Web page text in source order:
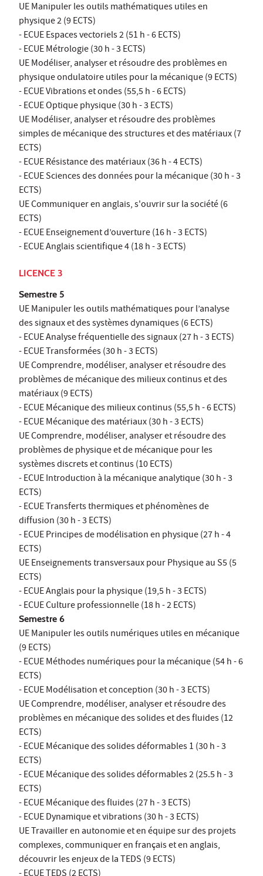
UE Manipuler les outils mathématiques utiles en
physique 2 (9 ECTS)
- ECUE Espaces vectoriels 2 (51 h - 6 ECTS)
- ECUE Métrologie (30 h - 3 ECTS)
UE Modéliser, analyser et résoudre des problèmes en
physique ondulatoire utiles pour la mécanique (9 ECTS)
- ECUE Vibrations et ondes (55,5 h - 6 ECTS)
- ECUE Optique physique (30 h - 3 ECTS)
UE Modéliser, analyser et résoudre des problèmes
simples de mécanique des structures et des matériaux (7
ECTS)
- ECUE Résistance des matériaux (36 h - 4 ECTS)
- ECUE Sciences des données pour la mécanique (30 h - 3
ECTS)
UE Communiquer en anglais, s'ouvrir sur la société (6
ECTS)
- ECUE Enseignement d’ouverture (16 h - 3 ECTS)
- ECUE Anglais scientifique 4 (18 h - 3 ECTS)
LICENCE 3
Semestre 5
UE Manipuler les outils mathématiques pour l’analyse
des signaux et des systèmes dynamiques (6 ECTS)
- ECUE Analyse fréquentielle des signaux (27 h - 3 ECTS)
- ECUE Transformées (30 h - 3 ECTS)
UE Comprendre, modéliser, analyser et résoudre des
problèmes de mécanique des milieux continus et des
matériaux (9 ECTS)
- ECUE Mécanique des milieux continus (55,5 h - 6 ECTS)
- ECUE Mécanique des matériaux (30 h - 3 ECTS)
UE Comprendre, modéliser, analyser et résoudre des
problèmes de physique et de mécanique pour les
systèmes discrets et continus (10 ECTS)
- ECUE Introduction à la mécanique analytique (30 h - 3
ECTS)
- ECUE Transferts thermiques et phénomènes de
diffusion (30 h - 3 ECTS)
- ECUE Principes de modélisation en physique (27 h - 4
ECTS)
UE Enseignements transversaux pour Physique au S5 (5
ECTS)
- ECUE Anglais pour la physique (19,5 h - 3 ECTS)
- ECUE Culture professionnelle (18 h - 2 ECTS)
Semestre 6
UE Manipuler les outils numériques utiles en mécanique
(9 ECTS)
- ECUE Méthodes numériques pour la mécanique (54 h - 6
ECTS)
- ECUE Modélisation et conception (30 h - 3 ECTS)
UE Comprendre, modéliser, analyser et résoudre des
problèmes en mécanique des solides et des fluides (12
ECTS)
- ECUE Mécanique des solides déformables 1 (30 h - 3
ECTS)
- ECUE Mécanique des solides déformables 2 (25.5 h - 3
ECTS)
- ECUE Mécanique des fluides (27 h - 3 ECTS)
- ECUE Dynamique et vibrations (30 h - 3 ECTS)
UE Travailler en autonomie et en équipe sur des projets
complexes, communiquer en français et en anglais,
découvrir les enjeux de la TEDS (9 ECTS)